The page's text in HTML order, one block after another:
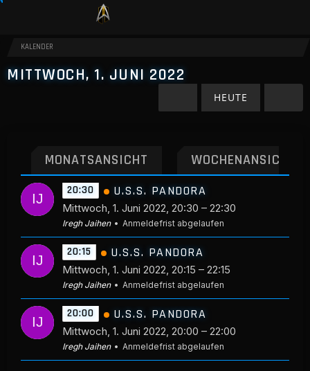
KALENDER
MITTWOCH, 1. JUNI 2022
HEUTE
MONATSANSICHT WOCHENANSICHT
20:30 U.S.S. PANDORA
Mittwoch, 1. Juni 2022, 20:30 – 22:30
Iregh Jaihen Anmeldefrist abgelaufen
20:15 U.S.S. PANDORA
Mittwoch, 1. Juni 2022, 20:15 – 22:15
Iregh Jaihen Anmeldefrist abgelaufen
20:00 U.S.S. PANDORA
Mittwoch, 1. Juni 2022, 20:00 – 22:00
Iregh Jaihen Anmeldefrist abgelaufen